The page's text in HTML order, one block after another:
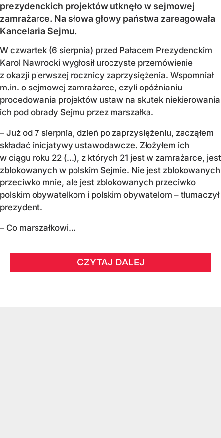
prezydenckich projektów utknęło w sejmowej
zamrażarce. Na słowa głowy państwa zareagowała
Kancelaria Sejmu.
W czwartek (6 sierpnia) przed Pałacem Prezydenckim
Karol Nawrocki wygłosił uroczyste przemówienie
z okazji pierwszej rocznicy zaprzysiężenia. Wspomniał
m.in. o sejmowej zamrażarce, czyli opóźnianiu
procedowania projektów ustaw na skutek niekierowania
ich pod obrady Sejmu przez marszałka.
– Już od 7 sierpnia, dzień po zaprzysiężeniu, zacząłem
składać inicjatywy ustawodawcze. Złożyłem ich
w ciągu roku 22 (...), z których 21 jest w zamrażarce, jest
zblokowanych w polskim Sejmie. Nie jest zblokowanych
przeciwko mnie, ale jest zblokowanych przeciwko
polskim obywatelkom i polskim obywatelom – tłumaczył
prezydent.
– Co marszałkowi...
CZYTAJ DALEJ